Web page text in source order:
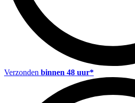
Verzonden binnen 48 uur*